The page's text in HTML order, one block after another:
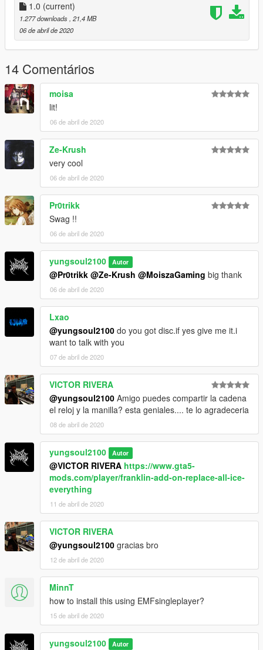
1.0 (current)
1.277 downloads , 21,4 MB
06 de abril de 2020
14 Comentários
moisa
lit!
06 de abril de 2020
Ze-Krush
very cool
06 de abril de 2020
Pr0trikk
Swag !!
06 de abril de 2020
yungsoul2100 Autor
@Pr0trikk @Ze-Krush @MoiszaGaming big thank
06 de abril de 2020
Lxao
@yungsoul2100 do you got disc.if yes give me it.i
want to talk with you
07 de abril de 2020
VICTOR RIVERA
@yungsoul2100 Amigo puedes compartir la cadena
el reloj y la manilla? esta geniales.... te lo agradeceria
08 de abril de 2020
yungsoul2100 Autor
@VICTOR RIVERA https://www.gta5-
mods.com/player/franklin-add-on-replace-all-ice-
everything
11 de abril de 2020
VICTOR RIVERA
@yungsoul2100 gracias bro
12 de abril de 2020
MinnT
how to install this using EMFsingleplayer?
15 de abril de 2020
yungsoul2100 Autor